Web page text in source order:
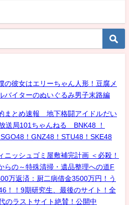
彼女はエリーちゃん人形！豆腐メ
バイターのぬいぐるみ男子末路編
まとめ速報 地下格闘アイドルだい
送局101ちゃんねる BNK48 ！
！GNZ48！STU48！SKE48
ニッシュゴミ屋敷補完計画 ＜必殺！
らの～特殊清掃・遺品整理への道F
万返済：厨二病借金3500万円！う
！！9期研究生、最後のサイト！全
のラストサイト絶賛！公開中